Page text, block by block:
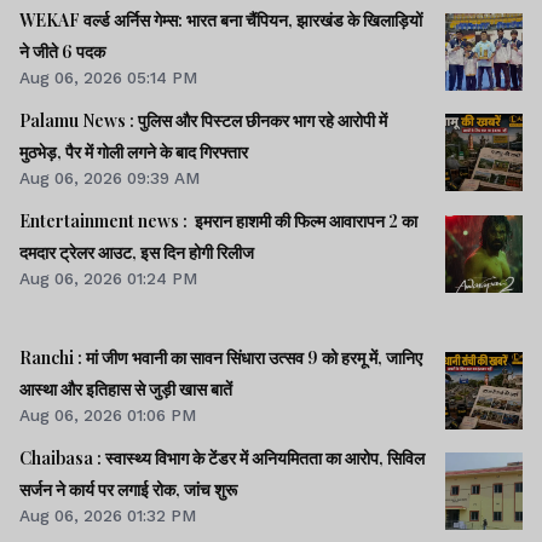
CEO से पूछा- विनय चौबे को कितने पैसे दिए।। समेत कई खबरें व
वीडियो.
WEKAF वर्ल्ड अर्निस गेम्स: भारत बना चैंपियन, झारखंड के खिलाड़ियों
ने जीते 6 पदक
Aug 06, 2026 05:14 PM
Palamu News : पुलिस और पिस्टल छीनकर भाग रहे आरोपी में
मुठभेड़, पैर में गोली लगने के बाद गिरफ्तार
Aug 06, 2026 09:39 AM
Entertainment news : इमरान हाशमी की फिल्म आवारापन 2 का
दमदार ट्रेलर आउट, इस दिन होगी रिलीज
Aug 06, 2026 01:24 PM
Ranchi : मां जीण भवानी का सावन सिंधारा उत्सव 9 को हरमू में, जानिए
आस्था और इतिहास से जुड़ी खास बातें
Aug 06, 2026 01:06 PM
Chaibasa : स्वास्थ्य विभाग के टेंडर में अनियमितता का आरोप, सिविल
सर्जन ने कार्य पर लगाई रोक, जांच शुरू
Aug 06, 2026 01:32 PM